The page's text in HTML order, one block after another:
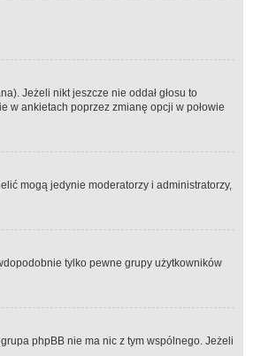
Jeżeli nikt jeszcze nie oddał głosu to
w ankietach poprzez zmianę opcji w połowie
mogą jedynie moderatorzy i administratorzy,
tylko pewne grupy użytkowników
phpBB nie ma nic z tym wspólnego. Jeżeli